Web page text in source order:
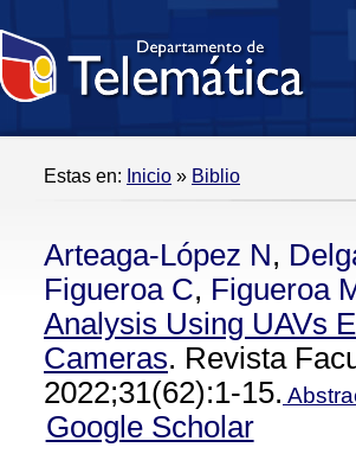
Estas en: Inicio » Biblio
Arteaga-López N,
Figueroa C, Figueroa
Analysis Using UAVs
Cameras. Revista
2022;31(62):1-15.
Google Scholar